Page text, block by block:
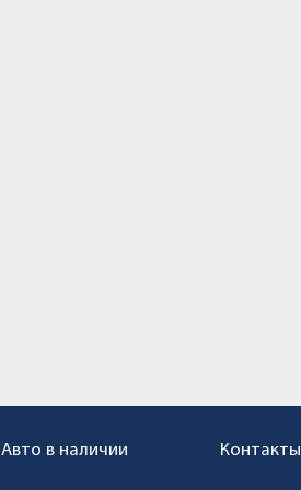
Авто в наличии Контакты